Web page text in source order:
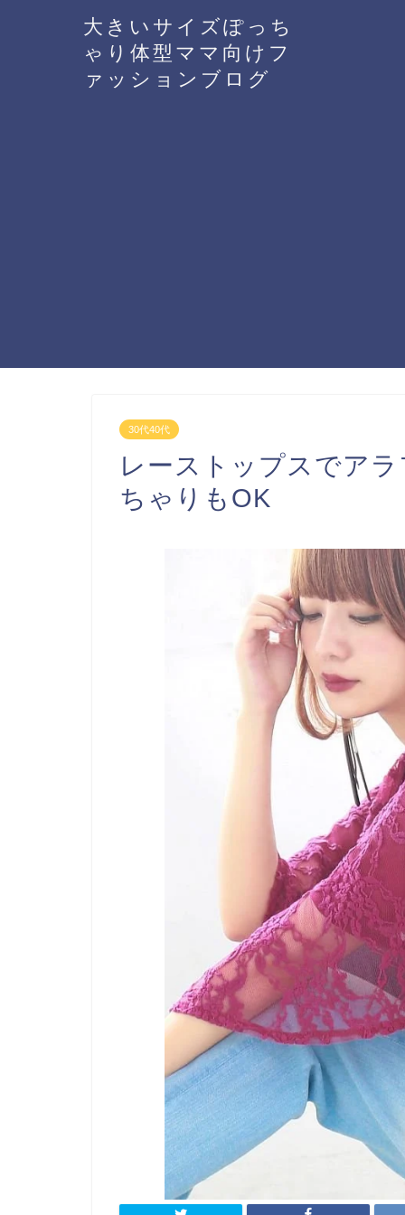
大きいサイズぽっち
ゃり体型ママ向けフ
ァッションブログ
30代40代
レーストップスでア
ちゃりもOK